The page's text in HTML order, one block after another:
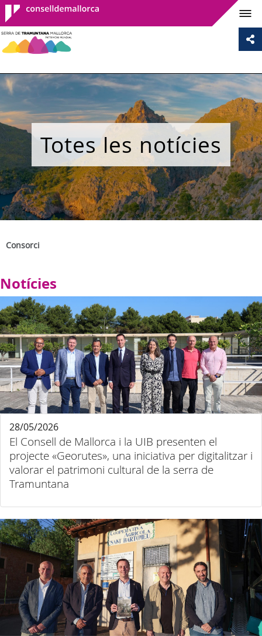
Consell de
Mallorca
Totes les notícies
Consorci
Notícies
El Consell de Mallorca i la UIB presenten el
projecte «Georutes», una iniciativa per digitalitzar i
valorar el patrimoni cultural de la serra de
Tramuntana
28/05/2026